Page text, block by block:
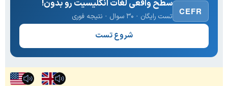
CEFR
سطح واقعی لغات انگلیسیت رو بدون!
تست رایگان · ۳۰ سوال · نتیجه فوری
شروع تست